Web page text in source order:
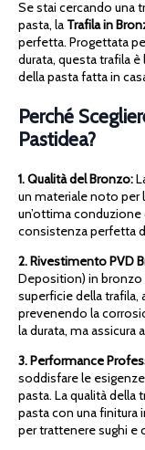
Se stai cercando una
pasta, la Trafila in
perfetta. Progettata
durata, questa trafila
della pasta fatta in
Perché
Pastidea?
1. Qualità del Bronzo:
un materiale noto per
un’ottima
consistenza perfetta
2. Rivestimento PVD
Deposition) in bronzo
superficie della trafila,
prevenendo la
la durata, ma assicura
3. Performance
soddisfare le
pasta. La qualità
pasta con una finitura
per trattenere sughi e